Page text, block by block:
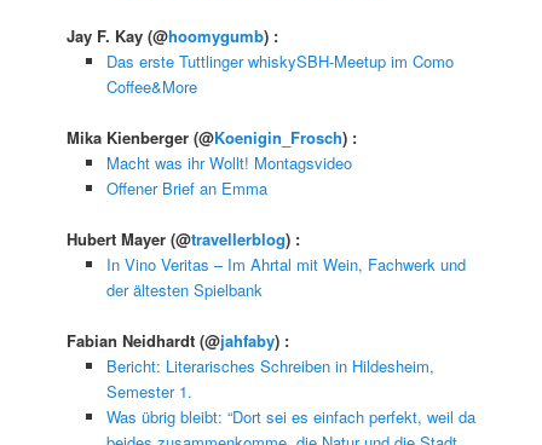
Jay F. Kay(@hoomygumb) :
Das erste Tuttlinger whiskySBH-Meetup im Como
Coffee&More
Mika Kienberger(@Koenigin_Frosch) :
Macht was ihr Wollt! Montagsvideo
Offener Brief an Emma
Hubert Mayer(@travellerblog) :
In Vino Veritas – Im Ahrtal mit Wein, Fachwerk und
der ältesten Spielbank
Fabian Neidhardt(@jahfaby) :
Bericht: Literarisches Schreiben in Hildesheim,
Semester 1.
Was übrig bleibt: “Dort sei es einfach perfekt, weil da